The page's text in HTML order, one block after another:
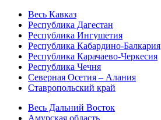
Весь Кавказ
Республика Дагестан
Республика Ингушетия
Республика Кабардино-Балкария
Республика Карачаево-Черкесия
Республика Чечня
Северная Осетия – Алания
Ставропольский край
Весь Дальний Восток
Амурская область